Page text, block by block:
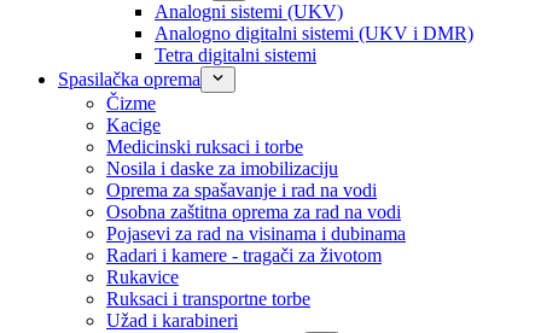
Analogni sistemi (UKV)
Analogno digitalni sistemi (UKV i DMR)
Tetra digitalni sistemi
Spasilačka oprema
Čizme
Kacige
Medicinski ruksaci i torbe
Nosila i daske za imobilizaciju
Oprema za spašavanje i rad na vodi
Osobna zaštitna oprema za rad na vodi
Pojasevi za rad na visinama i dubinama
Radari i kamere - tragači za životom
Rukavice
Ruksaci i transportne torbe
Užad i karabineri